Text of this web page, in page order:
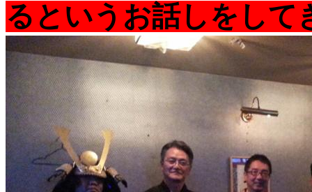
るというお話しをして